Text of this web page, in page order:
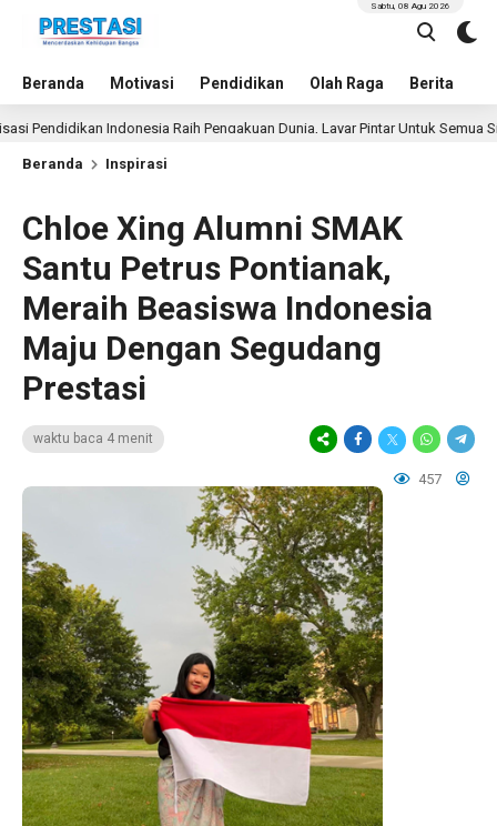
Beranda Motivasi Pendidikan Olah Raga Berita
Sabtu, 08 Agu 2026
Indonesia Raih Pengakuan Dunia, Layar Pintar Untuk Semua Siswa
Beranda Inspirasi
Chloe Xing Alumni SMAK
Santu Petrus Pontianak,
Meraih Beasiswa Indonesia
Maju Dengan Segudang
Prestasi
waktu baca 4 menit
457